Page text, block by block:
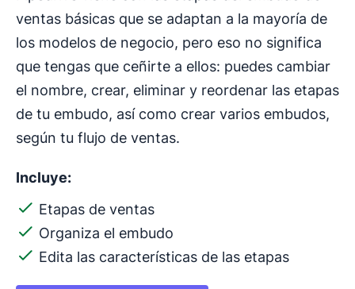
ventas básicas que se adaptan a la mayoría de
los modelos de negocio, pero eso no significa
que tengas que ceñirte a ellos: puedes cambiar
el nombre, crear, eliminar y reordenar las etapas
de tu embudo, así como crear varios embudos,
según tu flujo de ventas.
Incluye:
Etapas de ventas
Organiza el embudo
Edita las características de las etapas